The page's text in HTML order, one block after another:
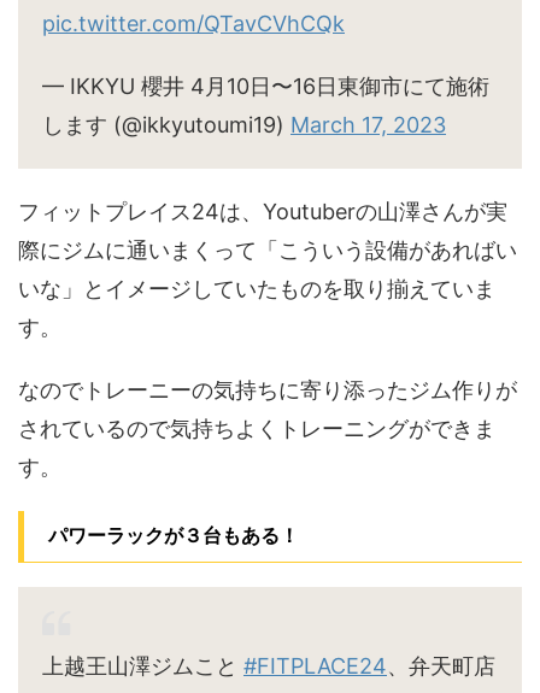
pic.twitter.com/QTavCVhCQk
— IKKYU 櫻井 4月10日〜16日東御市にて施術
します (@ikkyutoumi19) March 17, 2023
フィットプレイス24は、Youtuberの山澤さんが実
際にジムに通いまくって「こういう設備があればい
いな」とイメージしていたものを取り揃えていま
す。
なのでトレーニーの気持ちに寄り添ったジム作りが
されているので気持ちよくトレーニングができま
す。
パワーラックが３台もある！
上越王山澤ジムこと #FITPLACE24、弁天町店